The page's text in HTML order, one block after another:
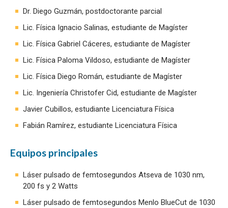
Dr. Diego Guzmán, postdoctorante parcial
Lic. Física Ignacio Salinas, estudiante de Magíster
Lic. Física Gabriel Cáceres, estudiante de Magíster
Lic. Física Paloma Vildoso, estudiante de Magíster
Lic. Física Diego Román, estudiante de Magíster
Lic. Ingeniería Christofer Cid, estudiante de Magíster
Javier Cubillos, estudiante Licenciatura Física
Fabián Ramírez, estudiante Licenciatura Física
Equipos principales
Láser pulsado de femtosegundos Atseva de 1030 nm,
200 fs y 2 Watts
Láser pulsado de femtosegundos Menlo BlueCut de 1030